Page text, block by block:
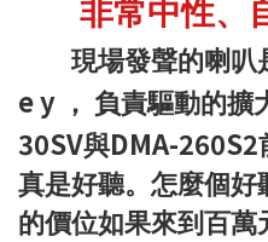
非常中性、
現場發聲的喇叭
e y ， 負責驅動的擴
30SV與DMA-260S2
真是好聽。怎麼個好
的價位如果來到百